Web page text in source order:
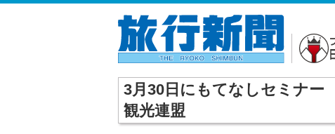
3月30日にもてなしセミナ
観光連盟